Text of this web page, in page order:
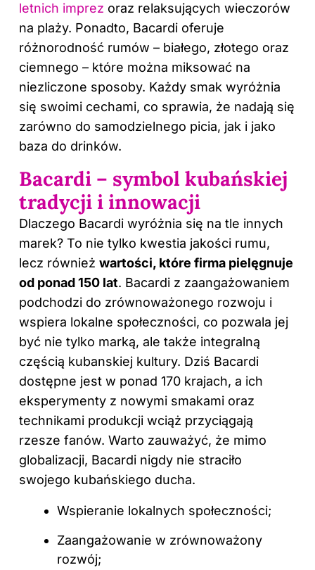
letnich imprez oraz relaksujących wieczorów
na plaży. Ponadto, Bacardi oferuje
różnorodność rumów – białego, złotego oraz
ciemnego – które można miksować na
niezliczone sposoby. Każdy smak wyróżnia
się swoimi cechami, co sprawia, że nadają się
zarówno do samodzielnego picia, jak i jako
baza do drinków.
Bacardi – symbol kubańskiej
tradycji i innowacji
Dlaczego Bacardi wyróżnia się na tle innych
marek? To nie tylko kwestia jakości rumu,
lecz również wartości, które firma pielęgnuje
od ponad 150 lat. Bacardi z zaangażowaniem
podchodzi do zrównoważonego rozwoju i
wspiera lokalne społeczności, co pozwala jej
być nie tylko marką, ale także integralną
częścią kubanskiej kultury. Dziś Bacardi
dostępne jest w ponad 170 krajach, a ich
eksperymenty z nowymi smakami oraz
technikami produkcji wciąż przyciągają
rzesze fanów. Warto zauważyć, że mimo
globalizacji, Bacardi nigdy nie straciło
swojego kubańskiego ducha.
Wspieranie lokalnych społeczności;
Zaangażowanie w zrównoważony
rozwój;